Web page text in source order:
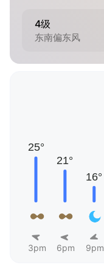
4级
东南偏东风
3pm 6pm 9pm